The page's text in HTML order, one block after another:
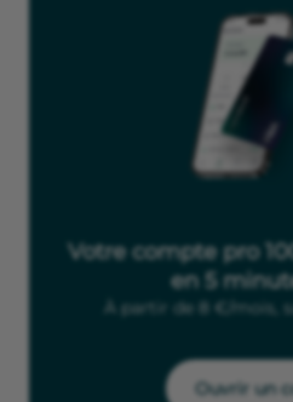
Votre compte pro
en 5
À partir de 8 €/mois,
Ouvrir un